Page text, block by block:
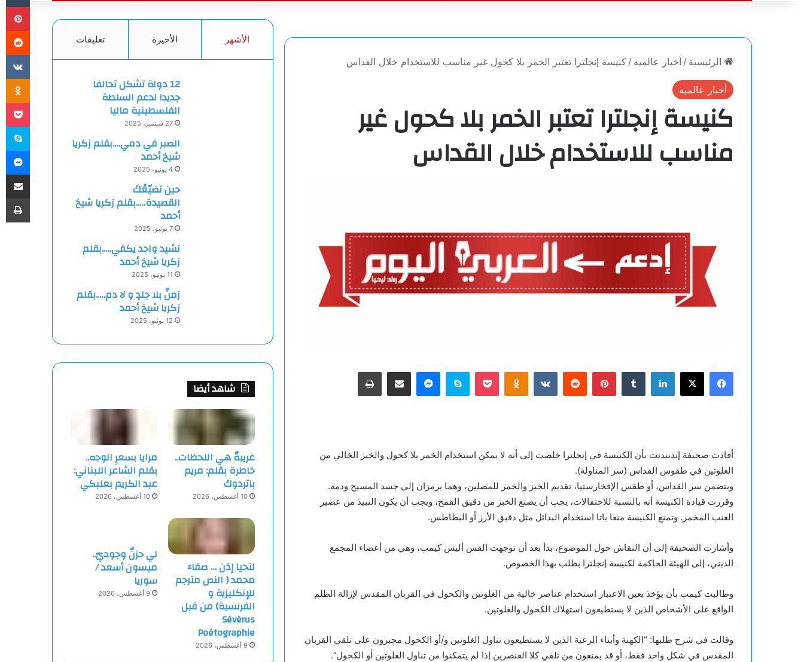
عن
الرئيسية / أخبار عالميه / كنيسة إنجلترا تعتبر الخمر بلا كحول غير مناسب للاستخدام خلال القداس
أخبار عالميه
كنيسة إنجلترا تعتبر الخمر بلا كحول غير
مناسب للاستخدام خلال القداس
فيسبوك
‫X لينكدإن بينتيريست Odnoklassniki
‫Pocketسكايبماسنجرمشاركة عبر البريد طباعة
أفادت صحيفة إندبندنت بأن الكنيسة في إنجلترا خلصت إلى أنه لا يمكن استخدام الخمر بلا كحول والخبز الخالي من
الغلوتين في طقوس القداس (سر المناولة).
ويتضمن سر القداس، أو طقس الإفخارستيا، تقديم الخبز والخمر للمصلين، وهما يرمزان إلى جسد المسيح ودمه.
وقررت قيادة الكنيسة أنه بالنسبة للاحتفالات، يجب أن يصنع الخبز من دقيق القمح، ويجب أن يكون النبيذ من عصير
العنب المخمر. وتمنع الكنيسة منعا باتا استخدام البدائل مثل دقيق الأرز أو البطاطس.
وأشارت الصحيفة إلى أن النقاش حول الموضوع، بدأ بعد أن توجهت القس أليس كيمب، وهي من أعضاء المجمع
الديني، إلى الهيئة الحاكمة لكنيسة إنجلترا بطلب بهذا الخصوص.
وطالبت كيمب بأن يؤخذ بعين الاعتبار استخدام عناصر خالية من الغلوتين والكحول في القربان المقدس لإزالة الظلم
الواقع على الأشخاص الذين لا يستطيعون استهلاك الكحول والغلوتين.
وقالت في شرح طلبها: “الكهنة وأبناء الرعية الذين لا يستطيعون تناول الغلوتين و/أو الكحول مجبرون على تلقي القربان
المقدس في شكل واحد فقط، أو قد يمنعون من تلقي كلا العنصرين إذا لم يتمكنوا من تناول الغلوتين أو الكحول”.
الأشهر الأخيرة تعليقات
12 دولة تشكل تحالفا
جديدا لدعم السلطة
الفلسطينية ماليا
27 سبتمبر، 2025
الصبر في دمي….بقلم زكريا
شيخ أحمد
4 يونيو، 2025
حين تضيّعُكَ
القصيدة…..بقلم زكريا شيخ
أحمد
7 يونيو، 2025
نشيد واحد يكفي…..بقلم
زكريا شيخ أحمد
11 يونيو، 2025
زمنٌ بلا جلدٍ و لا دم…..بقلم
زكريا شيخ أحمد
12 يونيو، 2025
شاهد أيضا
غريبةٌ هي اللحظات..
خاطرة بقلم: مريم
باتردوك
10 أغسطس، 2026
مرايا بسعرِ الوجه..
بقلم الشاعر اللبناني:
عبد الكريم بعلبكي
10 أغسطس، 2026
لنحيا إذن … صفاء
محمد ( النص مترجم
للإنكليزية و
الفرنسية) من قبل
Sévèrus
Poétographie
9 أغسطس، 2026
لي حزنٌ وجوديّ..
ميسون أسعد /
سوريا
9 أغسطس، 2026